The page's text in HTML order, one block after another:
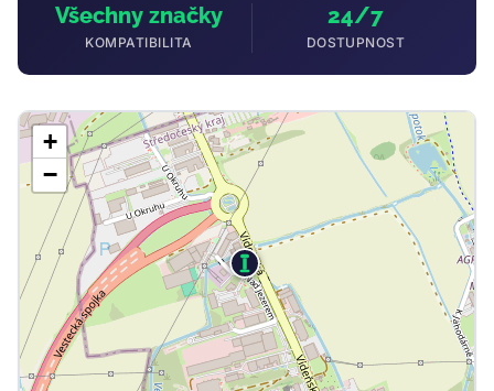
Všechny značky
KOMPATIBILITA
24/7
DOSTUPNOST
+
−